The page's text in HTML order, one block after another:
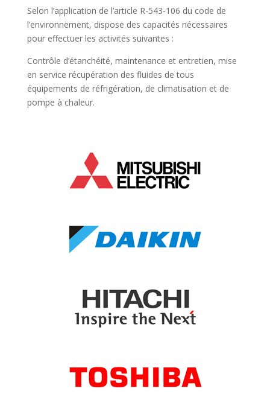
Selon l’application de l’article R-543-106 du code de
l’environnement, dispose des capacités nécessaires
pour effectuer les activités suivantes :
Contrôle d’étanchéité, maintenance et entretien, mise
en service récupération des fluides de tous
équipements de réfrigération, de climatisation et de
pompe à chaleur.